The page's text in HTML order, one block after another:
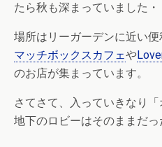
たら秋も深まっていました・
場所はリーガーデンに近い
マッチボックスカフェや
のお店が集まっています。
さてさて、入っていきなり
地下のロビーはそのままだっ